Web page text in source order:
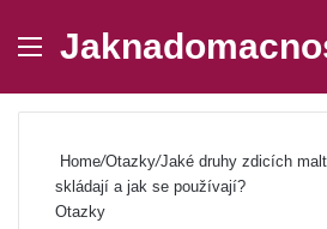
Menu
Home/Otazky/Jaké druhy zdicích
skládají a jak se používají?
Otazky